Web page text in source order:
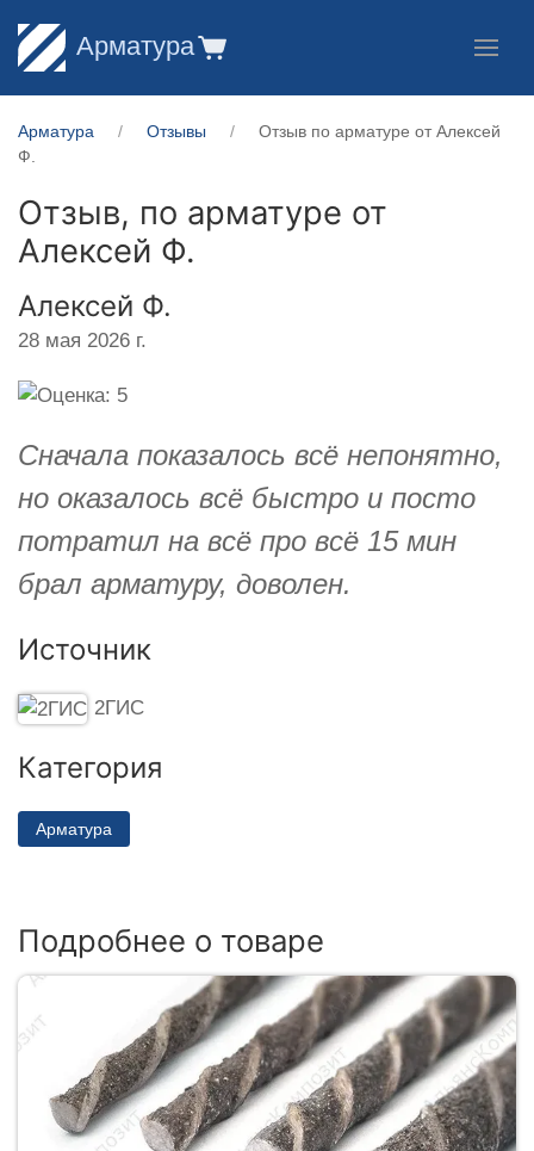
Арматура
Арматура Отзывы
Отзыв по арматуре от Алексей
Ф.
Отзыв, по арматуре от
Алексей Ф.
Алексей Ф.
28 мая 2026 г.
Сначала показалось всё непонятно,
но оказалось всё быстро и посто
потратил на всё про всё 15 мин
брал арматуру, доволен.
Источник
2ГИС
Категория
Арматура
Подробнее о товаре